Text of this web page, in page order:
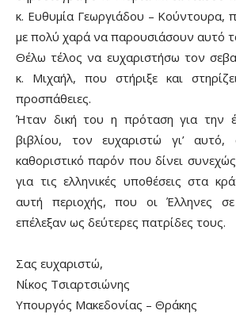
κ. Ευθυμία Γεωργιάδου – Κούντουρα,
με πολύ χαρά να παρουσιάσουν αυτό
Θέλω τέλος να ευχαριστήσω τον
κ. Μιχαήλ, που στήριξε και
προσπάθειες.
Ήταν δική του η πρόταση για την
βιβλίου, τον ευχαριστώ γι’
καθοριστικό παρόν που δίνει
για τις ελληνικές υποθέσεις στα
αυτή περιοχής, που οι Έλληνες
επέλεξαν ως δεύτερες πατρίδες τους.
Σας ευχαριστώ,
Νίκος Τσιαρτσιώνης
Υπουργός Μακεδονίας – Θράκης